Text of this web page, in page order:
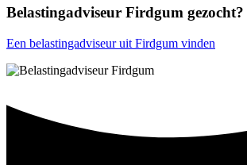
Belastingadviseur Firdgum gezocht?
Een belastingadviseur uit Firdgum vinden